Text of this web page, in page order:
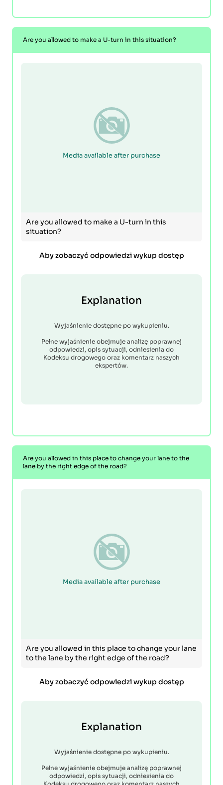
Are you allowed to make a U-turn in this situation?
Media available after purchase
Are you allowed to make a U-turn in this
situation?
Aby zobaczyć odpowiedzi wykup dostęp
Explanation
Wyjaśnienie dostępne po wykupieniu.
Pełne wyjaśnienie obejmuje analizę poprawnej
odpowiedzi, opis sytuacji, odniesienia do
Kodeksu drogowego oraz komentarz naszych
ekspertów.
Are you allowed in this place to change your lane to the
lane by the right edge of the road?
Media available after purchase
Are you allowed in this place to change your lane
to the lane by the right edge of the road?
Aby zobaczyć odpowiedzi wykup dostęp
Explanation
Wyjaśnienie dostępne po wykupieniu.
Pełne wyjaśnienie obejmuje analizę poprawnej
odpowiedzi, opis sytuacji, odniesienia do